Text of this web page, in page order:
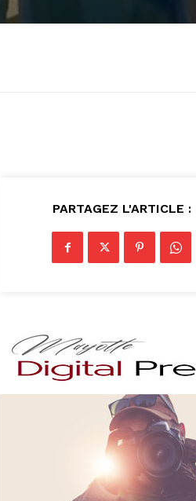
PARTAGEZ L'ARTICLE :